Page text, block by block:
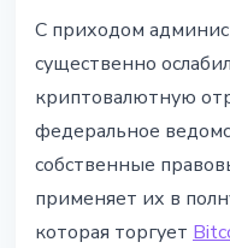
С приходом
существенно
криптовалютную
федеральное
собственные
применяет их в
которая торгует